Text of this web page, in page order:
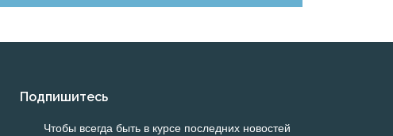
Подпишитесь
Чтобы всегда быть в курсе последних новостей